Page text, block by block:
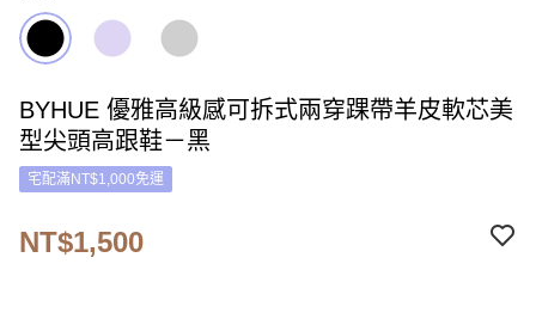
BYHUE 優雅高級感可拆式兩穿踝帶羊皮軟芯美
型尖頭高跟鞋－黑
宅配滿NT$1,000免運
NT$1,500